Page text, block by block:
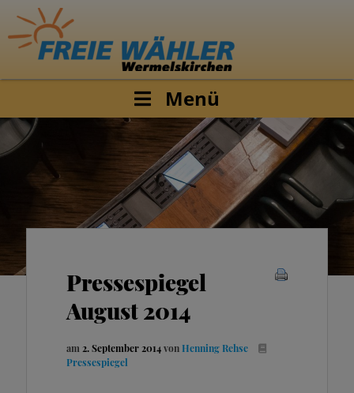
Menü
Pressespiegel
August 2014
am 2. September 2014von Henning Rehse
Pressespiegel